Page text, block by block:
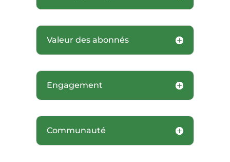
Valeur des abonnés
Engagement
Communauté